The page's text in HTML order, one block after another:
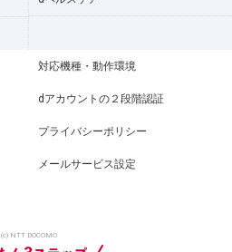
対応機種・動作環境
dアカウントの２段階認証
プライバシーポリシー
メールサービス設定
(c) NTT DOCOMO